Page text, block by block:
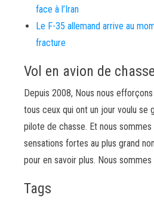
face à l’Iran
Le F-35 allemand arrive au
fracture
Vol en avion de chasse
Depuis 2008, Nous nous
tous ceux qui ont un jour voulu se
pilote de chasse. Et nous
sensations fortes au plus grand
pour en savoir plus. Nous
Tags